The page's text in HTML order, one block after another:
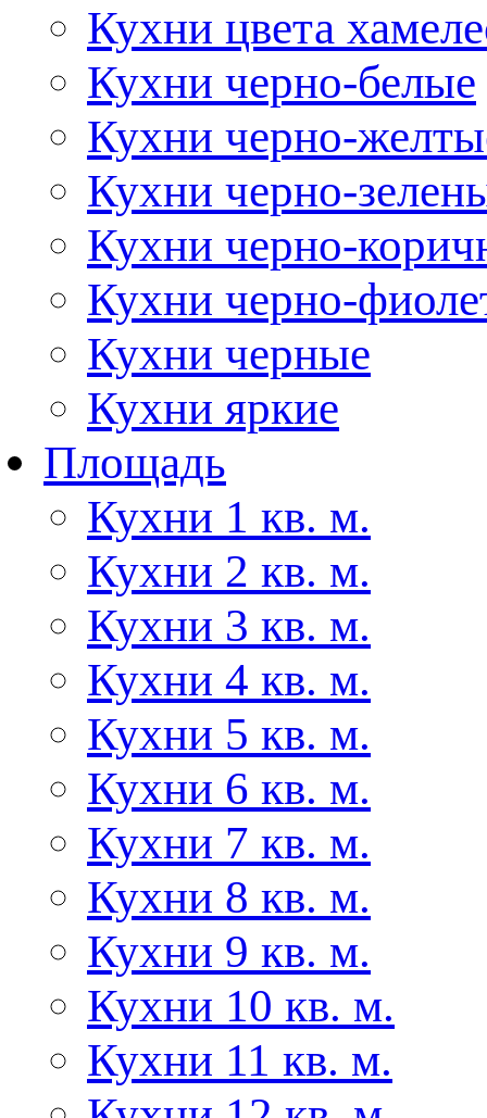
Кухни цвета
Кухни черно-белые
Кухни черно-
Кухни черно-
Кухни черно-
Кухни черно-
Кухни черные
Кухни яркие
Площадь
Кухни 1 кв. м.
Кухни 2 кв. м.
Кухни 3 кв. м.
Кухни 4 кв. м.
Кухни 5 кв. м.
Кухни 6 кв. м.
Кухни 7 кв. м.
Кухни 8 кв. м.
Кухни 9 кв. м.
Кухни 10 кв. м.
Кухни 11 кв. м.